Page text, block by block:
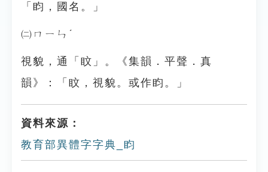
「盷，國名。」
㈡ㄇㄧㄣˊ
視貌，通「盿」。《集韻．平聲．真
韻》：「盿，視貌。或作盷。」
資料來源：
教育部異體字字典_盷